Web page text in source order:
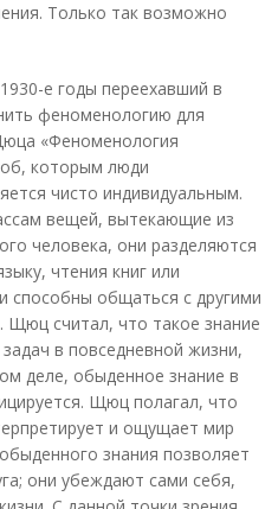
Только так возможно
е годы переехавший в
феноменологию для
«Феноменология
которым люди
чисто индивидуальным.
вещей, вытекающие из
человека, они разделяются
чтения книг или
способны общаться с другими
считал, что такое знание
в повседневной жизни,
деле, обыденное знание в
Щюц полагал, что
и ощущает мир
знания позволяет
они убеждают сами себя,